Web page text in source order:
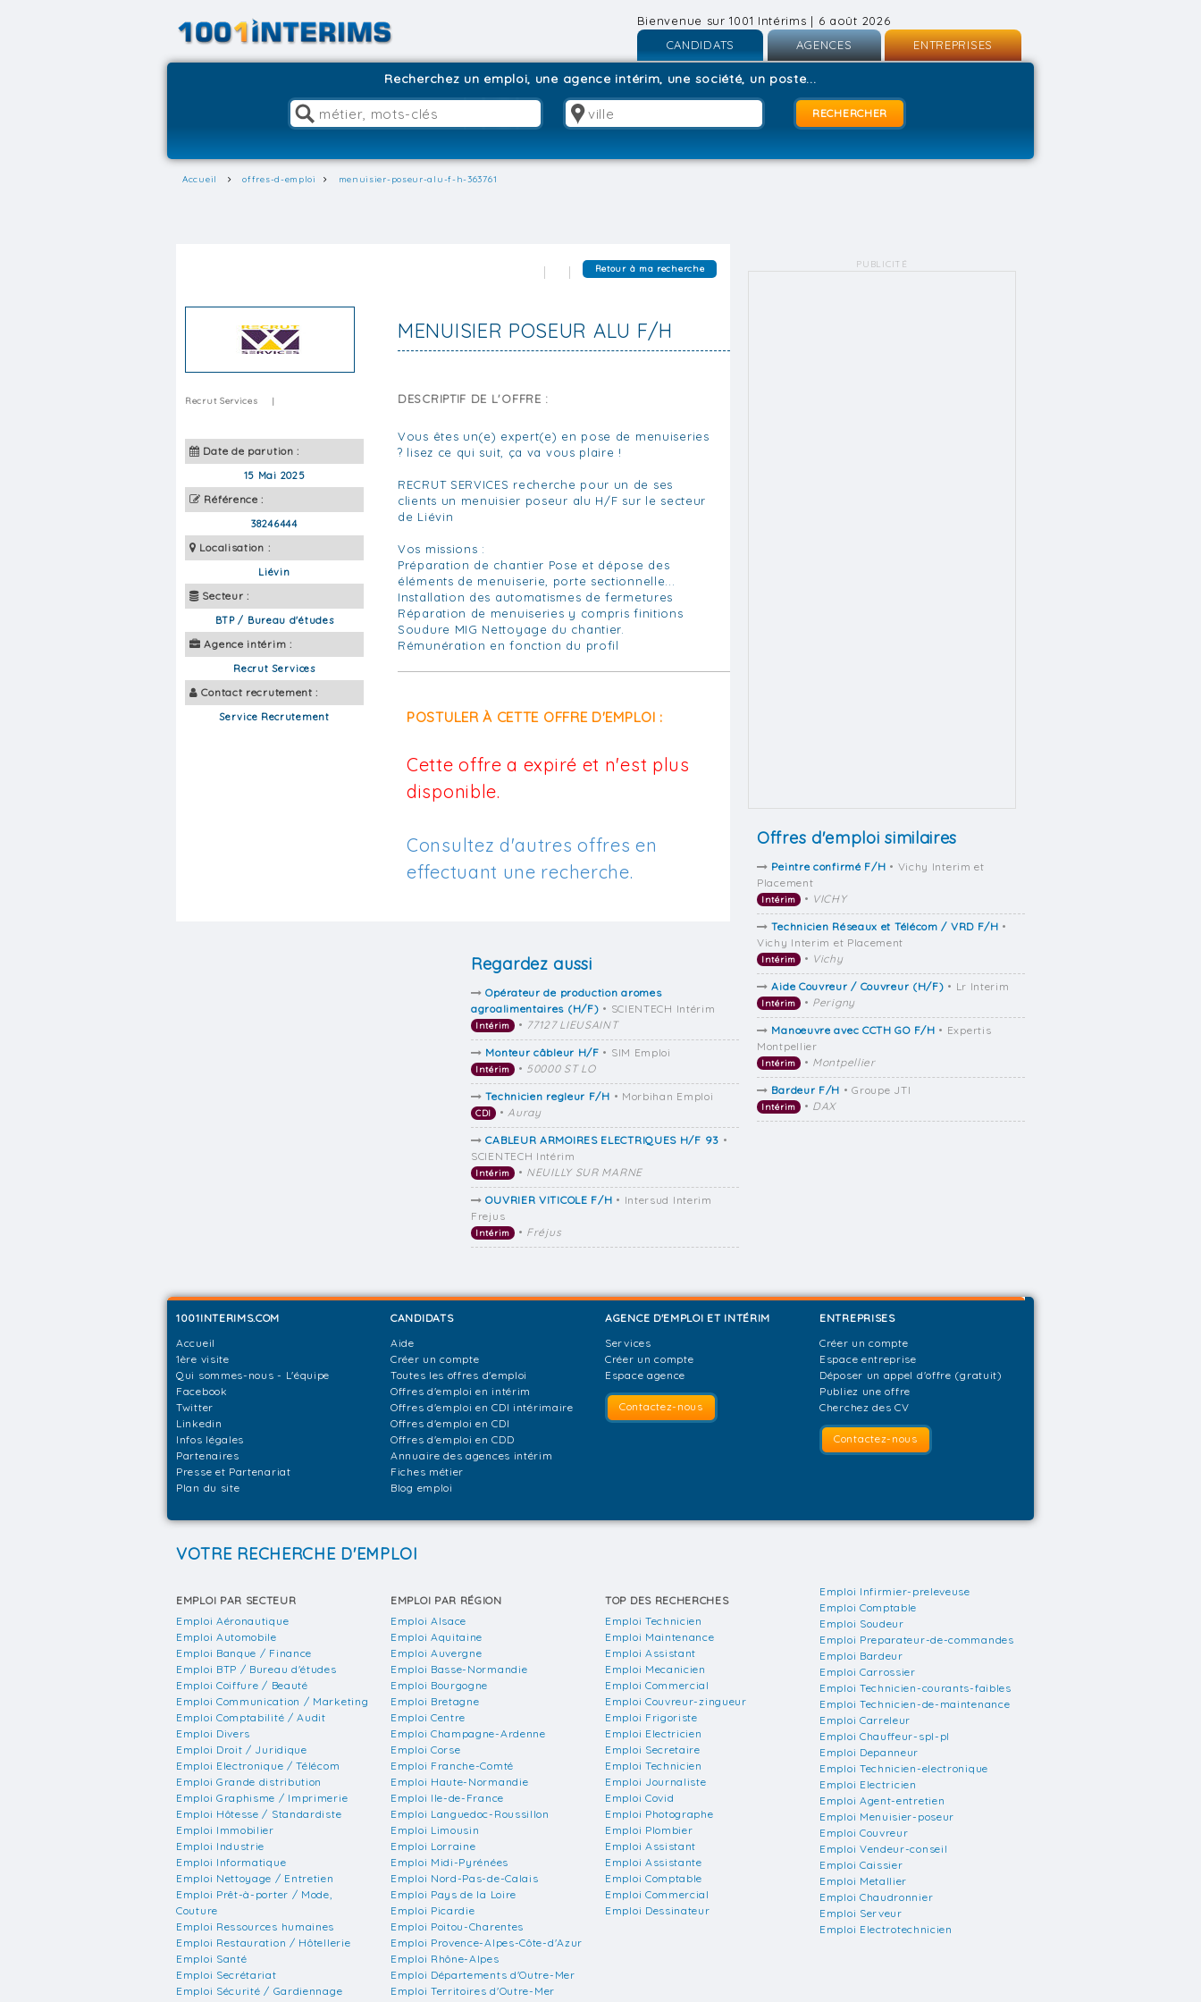
Bienvenue sur 1001 Intérims | 6 août 2026
CANDIDATS
Inscription
AGENCES
Inscription
Connexion
ENTREPRISES
Recherchez un emploi, une agence intérim, une société, un poste...
Accueil offres-d-emploi menuisier-poseur-alu-f-h-363761
Retour à ma recherche
MENUISIER POSEUR ALU F/H
Recrut Services |
Date de parution :
15 Mai 2025
Référence :
38246444
Localisation :
Liévin
Secteur :
BTP / Bureau d'études
Agence intérim :
Recrut Services
Contact recrutement :
Service Recrutement
DESCRIPTIF DE L'OFFRE :
Vous êtes un(e) expert(e) en pose de menuiseries
? lisez ce qui suit, ça va vous plaire !
RECRUT SERVICES recherche pour un de ses
clients un menuisier poseur alu H/F sur le secteur
de Liévin
Vos missions :
Préparation de chantier Pose et dépose des
éléments de menuiserie, porte sectionnelle...
Installation des automatismes de fermetures
Réparation de menuiseries y compris finitions
Soudure MIG Nettoyage du chantier.
Rémunération en fonction du profil
POSTULER À CETTE OFFRE D'EMPLOI :
Cette offre a expiré et n'est plus
disponible.
Consultez d'autres offres en
effectuant une recherche.
PUBLICITÉ
Offres d'emploi similaires
Peintre confirmé F/H • Vichy Interim et
Placement
Intérim • VICHY
Technicien Réseaux et Télécom / VRD F/H •
Vichy Interim et Placement
Intérim • Vichy
Aide Couvreur / Couvreur (H/F) • Lr Interim
Intérim • Perigny
Manoeuvre avec CCTH GO F/H • Expertis
Montpellier
Intérim • Montpellier
Bardeur F/H • Groupe JTI
Intérim • DAX
Regardez aussi
Opérateur de production aromes
agroalimentaires (H/F) • SCIENTECH Intérim
Intérim • 77127 LIEUSAINT
Monteur câbleur H/F • SIM Emploi
Intérim • 50000 ST LO
Technicien regleur F/H • Morbihan Emploi
CDI • Auray
CABLEUR ARMOIRES ELECTRIQUES H/F 93 •
SCIENTECH Intérim
Intérim • NEUILLY SUR MARNE
OUVRIER VITICOLE F/H • Intersud Interim
Frejus
Intérim • Fréjus
1001INTERIMS.COM
Accueil
1ère visite
Qui sommes-nous - L'équipe
Facebook
Twitter
Linkedin
Infos légales
Partenaires
Presse et Partenariat
Plan du site
CANDIDATS
Aide
Créer un compte
Toutes les offres d'emploi
Offres d'emploi en intérim
Offres d'emploi en CDI intérimaire
Offres d'emploi en CDI
Offres d'emploi en CDD
Annuaire des agences intérim
Fiches métier
Blog emploi
AGENCE D'EMPLOI ET INTÉRIM
Services
Créer un compte
Espace agence
Contactez-nous
ENTREPRISES
Créer un compte
Espace entreprise
Déposer un appel d'offre (gratuit)
Publiez une offre
Cherchez des CV
Contactez-nous
VOTRE RECHERCHE D'EMPLOI
EMPLOI PAR SECTEUR
Emploi Aéronautique
Emploi Automobile
Emploi Banque / Finance
Emploi BTP / Bureau d'études
Emploi Coiffure / Beauté
Emploi Communication / Marketing
Emploi Comptabilité / Audit
Emploi Divers
Emploi Droit / Juridique
Emploi Electronique / Télécom
Emploi Grande distribution
Emploi Graphisme / Imprimerie
Emploi Hôtesse / Standardiste
Emploi Immobilier
Emploi Industrie
Emploi Informatique
Emploi Nettoyage / Entretien
Emploi Prêt-à-porter / Mode,
Couture
Emploi Ressources humaines
Emploi Restauration / Hôtellerie
Emploi Santé
Emploi Secrétariat
Emploi Sécurité / Gardiennage
EMPLOI PAR RÉGION
Emploi Alsace
Emploi Aquitaine
Emploi Auvergne
Emploi Basse-Normandie
Emploi Bourgogne
Emploi Bretagne
Emploi Centre
Emploi Champagne-Ardenne
Emploi Corse
Emploi Franche-Comté
Emploi Haute-Normandie
Emploi Ile-de-France
Emploi Languedoc-Roussillon
Emploi Limousin
Emploi Lorraine
Emploi Midi-Pyrénées
Emploi Nord-Pas-de-Calais
Emploi Pays de la Loire
Emploi Picardie
Emploi Poitou-Charentes
Emploi Provence-Alpes-Côte-d'Azur
Emploi Rhône-Alpes
Emploi Départements d'Outre-Mer
Emploi Territoires d'Outre-Mer
TOP DES RECHERCHES
Emploi Technicien
Emploi Maintenance
Emploi Assistant
Emploi Mecanicien
Emploi Commercial
Emploi Couvreur-zingueur
Emploi Frigoriste
Emploi Electricien
Emploi Secretaire
Emploi Technicien
Emploi Journaliste
Emploi Covid
Emploi Photographe
Emploi Plombier
Emploi Assistant
Emploi Assistante
Emploi Comptable
Emploi Commercial
Emploi Dessinateur
Emploi Infirmier-preleveuse
Emploi Comptable
Emploi Soudeur
Emploi Preparateur-de-commandes
Emploi Bardeur
Emploi Carrossier
Emploi Technicien-courants-faibles
Emploi Technicien-de-maintenance
Emploi Carreleur
Emploi Chauffeur-spl-pl
Emploi Depanneur
Emploi Technicien-electronique
Emploi Electricien
Emploi Agent-entretien
Emploi Menuisier-poseur
Emploi Couvreur
Emploi Vendeur-conseil
Emploi Caissier
Emploi Metallier
Emploi Chaudronnier
Emploi Serveur
Emploi Electrotechnicien